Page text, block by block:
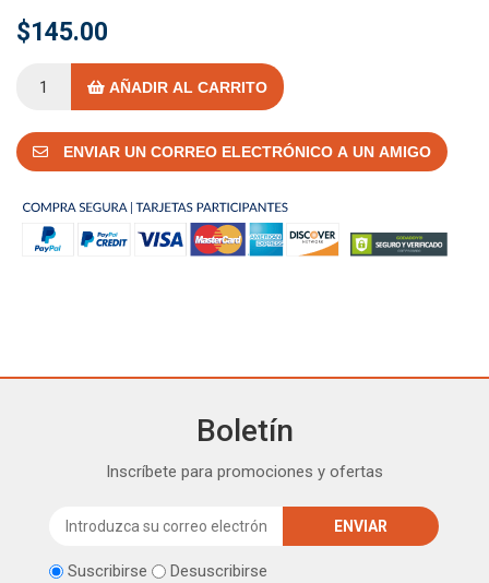
$145.00
AÑADIR AL CARRITO
ENVIAR UN CORREO ELECTRÓNICO A UN AMIGO
Boletín
Inscríbete para promociones y ofertas
Suscribirse Desuscribirse